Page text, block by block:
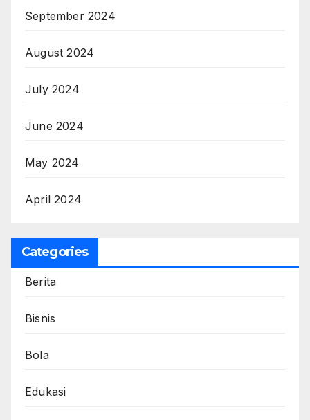
September 2024
August 2024
July 2024
June 2024
May 2024
April 2024
Categories
Berita
Bisnis
Bola
Edukasi